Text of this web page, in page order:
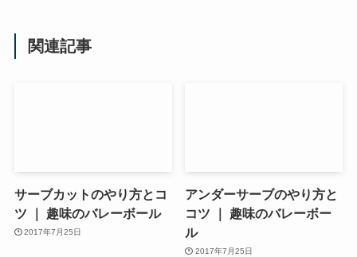
関連記事
サーブカットのやり方とコ
ツ ｜ 趣味のバレーボール
2017年7月25日
アンダーサーブのやり方と
コツ ｜ 趣味のバレーボー
ル
2017年7月25日